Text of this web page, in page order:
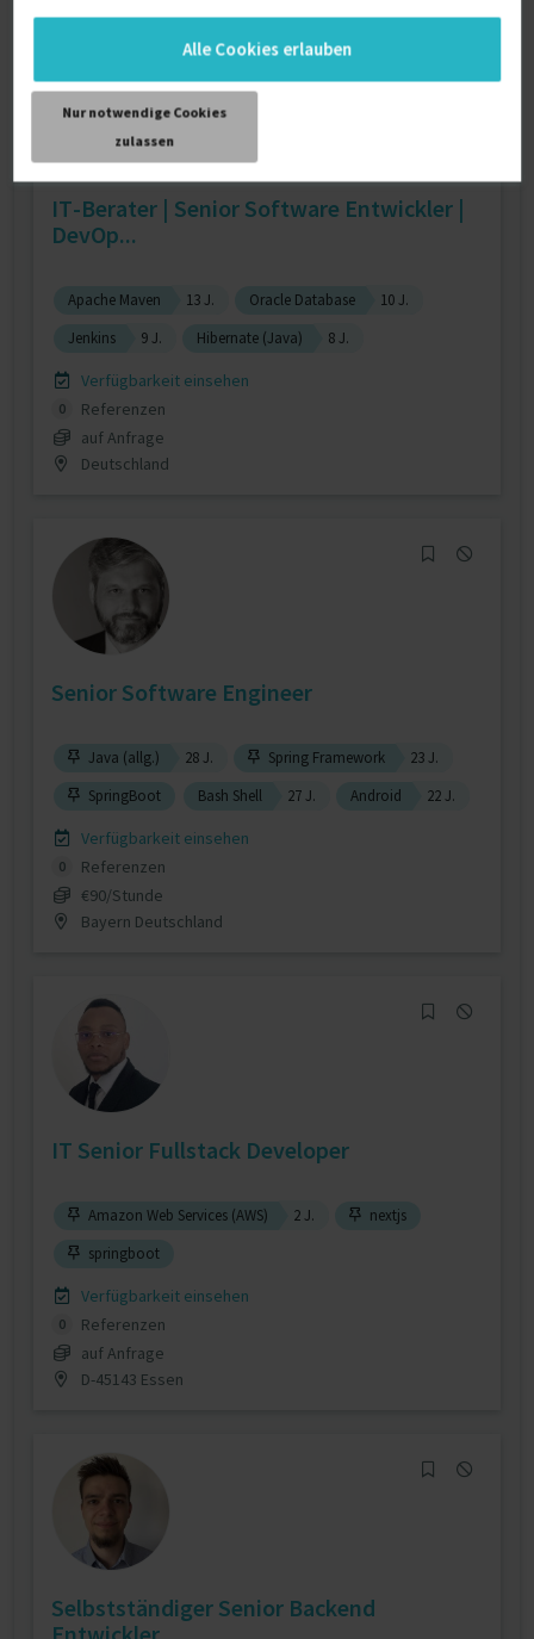
Alle Cookies erlauben
Nur notwendige Cookies
zulassen
IT-Berater | Senior Software Entwickler |
DevOp...
Apache Maven 13 J. Oracle Database
10 J.
Jenkins
9 J. Hibernate (Java) 8 J.
Verfügbarkeit einsehen
0
Referenzen
auf Anfrage
Deutschland
Senior Software Engineer
Java (allg.) 28 J. Spring Framework
23 J.
SpringBoot
Bash Shell 27 J. Android 22 J.
Verfügbarkeit einsehen
0
Referenzen
€90/Stunde
Bayern Deutschland
IT Senior Fullstack Developer
Amazon Web Services (AWS) 2 J.
nextjs
springboot
Verfügbarkeit einsehen
0
Referenzen
auf Anfrage
D-45143 Essen
Selbstständiger Senior Backend